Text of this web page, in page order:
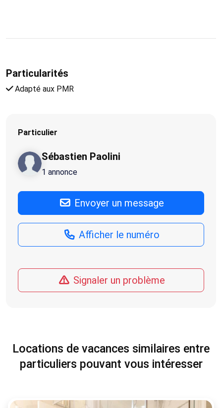
Particularités
Adapté aux PMR
Particulier
Sébastien Paolini
1 annonce
Envoyer un message
Afficher le numéro
Signaler un problème
Locations de vacances similaires entre
particuliers pouvant vous intéresser